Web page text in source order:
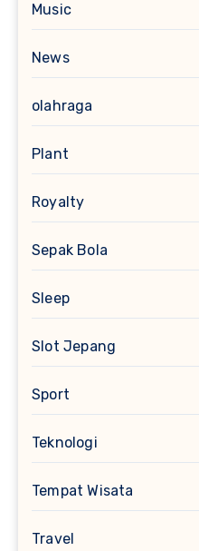
Music
News
olahraga
Plant
Royalty
Sepak Bola
Sleep
Slot Jepang
Sport
Teknologi
Tempat Wisata
Travel